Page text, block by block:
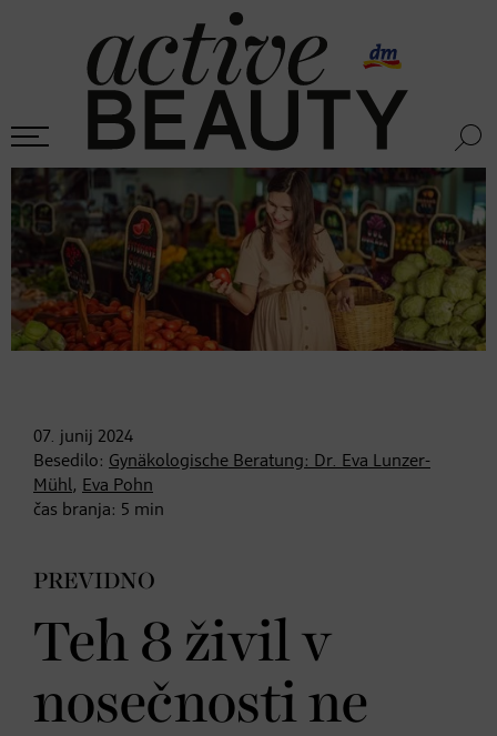
07. junij 2024
Besedilo: Gynäkologische Beratung: Dr. Eva Lunzer-
Mühl, Eva Pohn
čas branja: 5 min
PREVIDNO
Teh 8 živil v
nosečnosti ne